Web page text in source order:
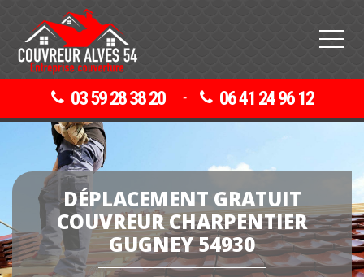
03 59 28 38 20 - 06 41 24 96 12
DÉPLACEMENT GRATUIT
COUVREUR CHARPENTIER
GUGNEY 54930